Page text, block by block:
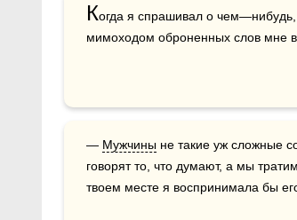
Когда я спрашивал о
мимоходом оброненных слов мне
Мужчины не такие уж сложные
говорят то, что думают, а мы тратим
твоем месте я воспринимала бы